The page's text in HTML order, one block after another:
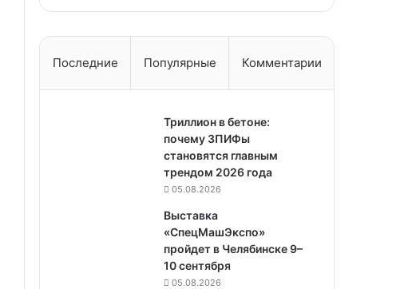
Последние Популярные Комментарии
Триллион в бетоне:
почему ЗПИФы
становятся главным
трендом 2026 года
05.08.2026
Выставка
«СпецМашЭкспо»
пройдет в Челябинске 9–
10 сентября
05.08.2026